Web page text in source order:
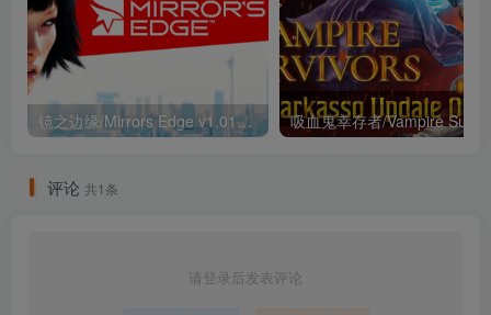
镜之边缘/Mirrors Edge v1.01（繁中）
评论 共1条
请登录后发表评论